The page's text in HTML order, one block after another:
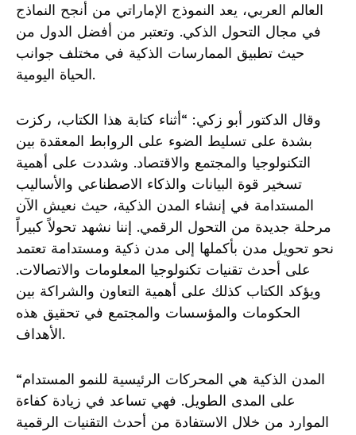
العالم العربي، يعد النموذج الإماراتي من أنجح النماذج
في مجال التحول الذكي. وتعتبر من أفضل الدول من
حيث تطبيق الممارسات الذكية في مختلف جوانب
الحياة اليومية.
وقال الدكتور أبو زكي: “أثناء كتابة هذا الكتاب، ركزت
بشدة على تسليط الضوء على الروابط المعقدة بين
التكنولوجيا والمجتمع والاقتصاد. وشددت على أهمية
تسخير قوة البيانات والذكاء الاصطناعي والأساليب
المستدامة في إنشاء المدن الذكية، حيث نعيش الآن
مرحلة جديدة من التحول الرقمي. إننا نشهد تحولاً كبيراً
نحو تحويل مدن بأكملها إلى مدن ذكية ومستدامة تعتمد
على أحدث تقنيات تكنولوجيا المعلومات والاتصالات.
ويؤكد الكتاب كذلك على أهمية التعاون والشراكة بين
الحكومات والمؤسسات والمجتمع في تحقيق هذه
الأهداف.
“المدن الذكية هي المحركات الرئيسية للنمو المستدام
على المدى الطويل. فهي تساعد في زيادة كفاءة
الموارد من خلال الاستفادة من أحدث التقنيات الرقمية